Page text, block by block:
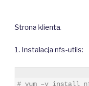
Strona klienta.
1. Instalacja nfs-utils:
# yum –y install